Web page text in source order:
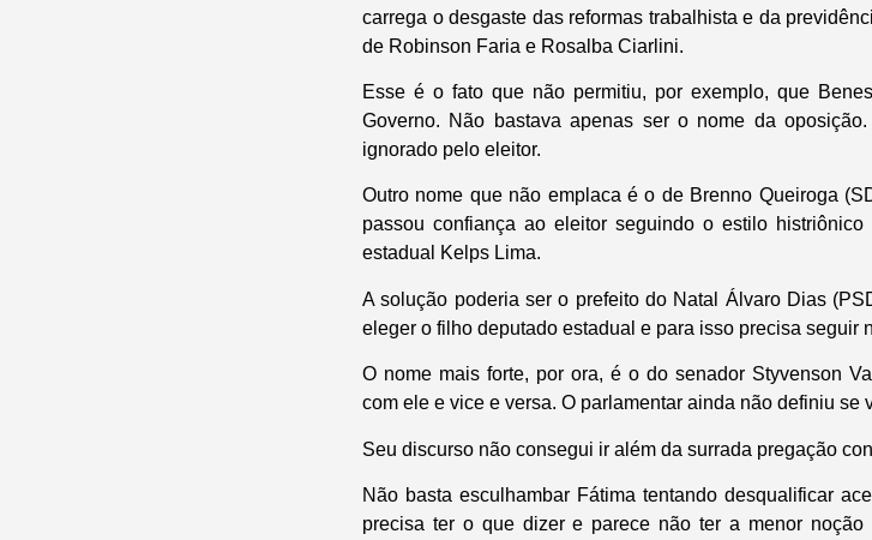
carrega o desgaste das reformas trabalhista e da
de Robinson Faria e Rosalba Ciarlini.
Esse é o fato que não permitiu, por exemplo, que
Governo. Não bastava apenas ser o nome da
ignorado pelo eleitor.
Outro nome que não emplaca é o de Brenno Queiroga
passou confiança ao eleitor seguindo o estilo
estadual Kelps Lima.
A solução poderia ser o prefeito do Natal Álvaro Dias
eleger o filho deputado estadual e para isso precisa seguir
O nome mais forte, por ora, é o do senador Styvenson
com ele e vice e versa. O parlamentar ainda não definiu se
Seu discurso não consegui ir além da surrada pregação
Não basta esculhambar Fátima tentando desqualificar
precisa ter o que dizer e parece não ter a menor